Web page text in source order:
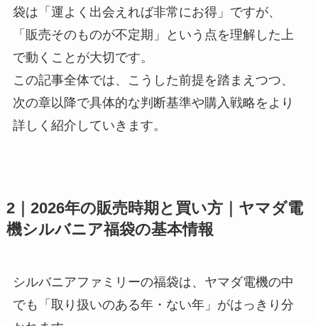
袋は「運よく出会えれば非常にお得」ですが、
「販売そのものが不定期」という点を理解した上
で動くことが大切です。
この記事全体では、こうした前提を踏まえつつ、
次の章以降で具体的な判断基準や購入戦略をより
詳しく紹介していきます。
2｜2026年の販売時期と買い方｜ヤマダ電
機シルバニア福袋の基本情報
シルバニアファミリーの福袋は、ヤマダ電機の中
でも「取り扱いのある年・ない年」がはっきり分